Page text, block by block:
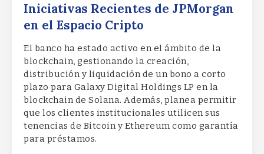
Iniciativas Recientes de JPMorgan
en el Espacio Cripto
El banco ha estado activo en el ámbito de la
blockchain, gestionando la creación,
distribución y liquidación de un bono a corto
plazo para Galaxy Digital Holdings LP en la
blockchain de Solana. Además, planea permitir
que los clientes institucionales utilicen sus
tenencias de Bitcoin y Ethereum como garantía
para préstamos.